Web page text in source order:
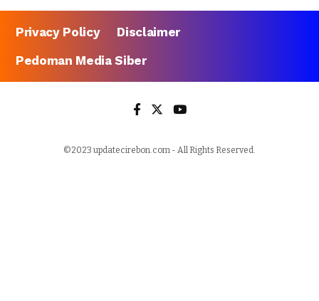
Privacy Policy
Disclaimer
Pedoman Media Siber
©2023 updatecirebon.com - All Rights Reserved.